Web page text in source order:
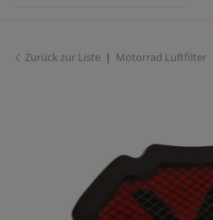
Zurück zur Liste Motorrad Luftfilter